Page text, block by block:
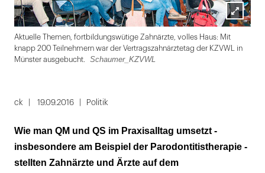
Lightbox
öffnen
Aktuelle Themen, fortbildungswütige Zahnärzte, volles Haus: Mit
knapp 200 Teilnehmern war der Vertragszahnärztetag der KZVWL in
Münster ausgebucht.
Schaumer_KZVWL
1
7
ck 19.09.2016 Politik
Wie man QM und QS im Praxisalltag umsetzt -
insbesondere am Beispiel der Parodontitistherapie -
stellten Zahnärzte und Ärzte auf dem